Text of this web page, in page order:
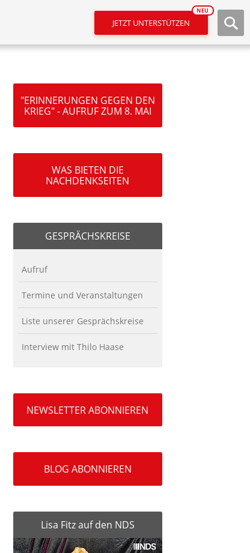
JETZT UNTERSTÜTZEN
NEU
"ERINNERUNGEN GEGEN DEN
KRIEG" - AUFRUF ZUM 8. MAI
WAS BIETEN DIE
NACHDENKSEITEN
GESPRÄCHSKREISE
Aufruf
Termine und Veranstaltungen
Liste unserer Gesprächskreise
Interview mit Thilo Haase
NEWSLETTER ABONNIEREN
BLOG ABONNIEREN
Lisa Fitz auf den NDS